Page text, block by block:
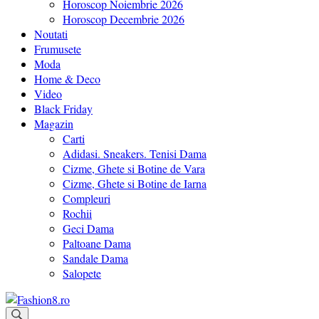
Horoscop Noiembrie 2026
Horoscop Decembrie 2026
Noutati
Frumusete
Moda
Home & Deco
Video
Black Friday
Magazin
Carti
Adidasi. Sneakers. Tenisi Dama
Cizme, Ghete si Botine de Vara
Cizme, Ghete si Botine de Iarna
Compleuri
Rochii
Geci Dama
Paltoane Dama
Sandale Dama
Salopete